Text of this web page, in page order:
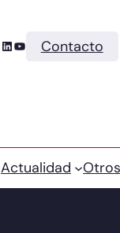
LinkedIn YouTube Contacto
Actualidad